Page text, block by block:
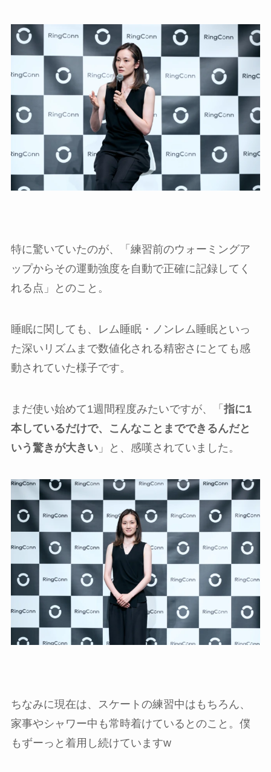
特に驚いていたのが、「練習前のウォーミングア
ップからその運動強度を自動で正確に記録してく
れる点」とのこと。
睡眠に関しても、レム睡眠・ノンレム睡眠といっ
た深いリズムまで数値化される精密さにとても感
動されていた様子です。
まだ使い始めて1週間程度みたいですが、「 指に1
本しているだけで、こんなことまでできるんだと
いう驚きが大きい」と、感嘆されていました。
ちなみに現在は、スケートの練習中はもちろん、
家事やシャワー中も常時着けているとのこと。僕
もずーっと着用し続けていますw